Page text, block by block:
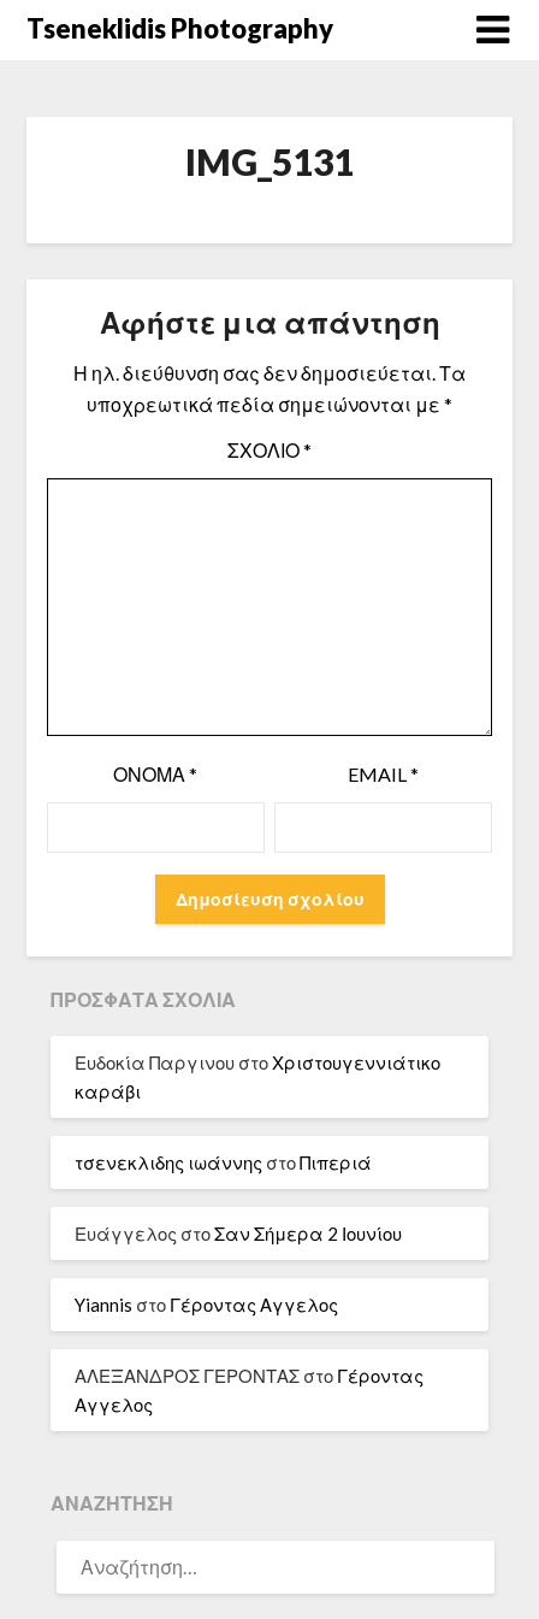
Μετάβαση
Tseneklidis Photography
IMG_5131
Αφήστε μια απάντηση
Η ηλ. διεύθυνση σας δεν δημοσιεύεται.Τα
υποχρεωτικά πεδία σημειώνονται με *
ΣΧΌΛΙΟ*
ΌΝΟΜΑ* EMAIL*
ΠΡΌΣΦΑΤΑ ΣΧΌΛΙΑ
Ευδοκία Παργινου στοΧριστουγεννιάτικο
καράβι
τσενεκλιδης ιωάννης στοΠιπεριά
Ευάγγελος στοΣαν Σήμερα 2 Ιουνίου
Yiannis στο Γέροντας Αγγελος
ΑΛΕΞΑΝΔΡΟΣ ΓΕΡΟΝΤΑΣ στο Γέροντας
Αγγελος
ΑΝΑΖΉΤΗΣΗ
ΓΙΑ: